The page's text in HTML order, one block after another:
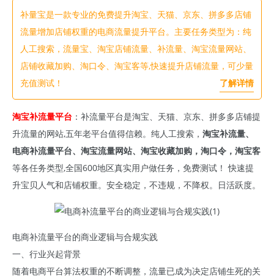
补量宝是一款专业的免费提升淘宝、天猫、京东、拼多多店铺
流量增加店铺权重的电商流量提升平台。主要任务类型为：纯
人工搜索，流量宝、淘宝店铺流量、补流量、淘宝流量网站、
店铺收藏加购、淘口令、淘宝客等,快速提升店铺流量，可少量
充值测试！
了解详情
淘宝补流量平台 ：补流量平台是淘宝、天猫、京东、拼多多店铺提
升流量的网站,五年老平台值得信赖。纯人工搜索， 淘宝补流量、
电商补流量平台、淘宝流量网站、淘宝收藏加购，淘口令，淘宝客
等各任务类型,全国600地区真实用户做任务，免费测试！ 快速提
升宝贝人气和店铺权重。安全稳定，不违规，不降权。日活跃度。
电商补流量平台的商业逻辑与合规实践
一、行业兴起背景
随着电商平台算法权重的不断调整，流量已成为决定店铺生死的关